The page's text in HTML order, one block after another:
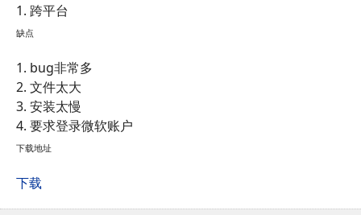
1. 跨平台
缺点
1. bug非常多
2. 文件太大
3. 安装太慢
4. 要求登录微软账户
下载地址
下载